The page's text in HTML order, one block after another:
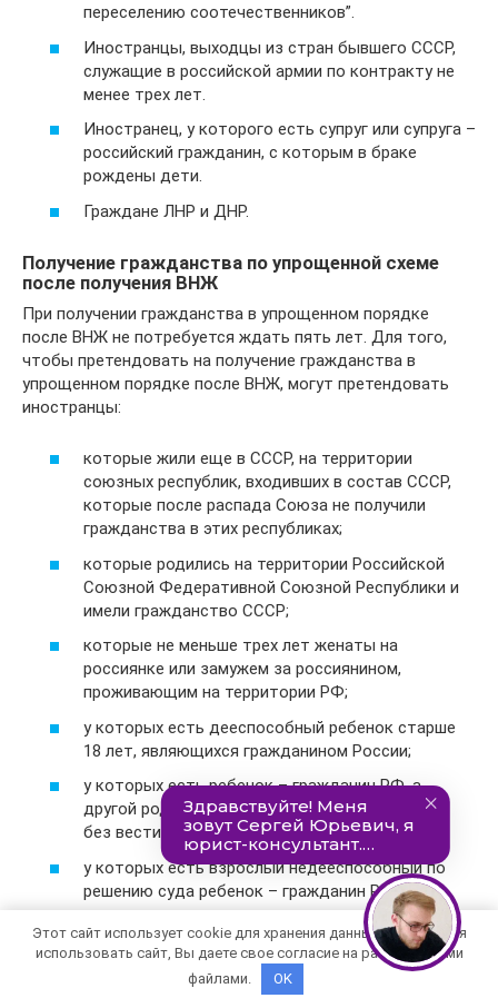
переселению соотечественников”.
Иностранцы, выходцы из стран бывшего СССР,
служащие в российской армии по контракту не
менее трех лет.
Иностранец, у которого есть супруг или супруга –
российский гражданин, с которым в браке
рождены дети.
Граждане ЛНР и ДНР.
Получение гражданства по упрощенной схеме
после получения ВНЖ
При получении гражданства в упрощенном порядке
после ВНЖ не потребуется ждать пять лет. Для того,
чтобы претендовать на получение гражданства в
упрощенном порядке после ВНЖ, могут претендовать
иностранцы:
которые жили еще в СССР, на территории
союзных республик, входивших в состав СССР,
которые после распада Союза не получили
гражданства в этих республиках;
которые родились на территории Российской
Союзной Федеративной Союзной Республики и
имели гражданство СССР;
которые не меньше трех лет женаты на
россиянке или замужем за россиянином,
проживающим на территории РФ;
у которых есть дееспособный ребенок старше
18 лет, являющихся гражданином России;
у которых есть ребенок – гражданин РФ, а
другой родитель умер или признан пропавшим
без вести;
у которых есть взрослый недееспособный по
решению суда ребенок – гражданин РФ;
получившие после 2002 года профобразование по
основным в учреждении, которое имеет
государственную аккредитацию. И после
окончания учебного заведение уже как минимум
Этот сайт использует cookie для хранения данных. Продолжая
использовать сайт, Вы даете свое согласие на работу с этими
файлами.
OK